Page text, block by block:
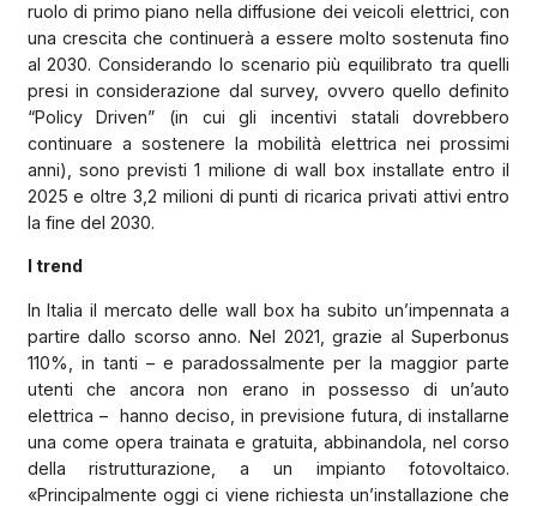
ruolo di primo piano nella diffusione dei veicoli elettrici, con
una crescita che continuerà a essere molto sostenuta fino
al 2030. Considerando lo scenario più equilibrato tra quelli
presi in considerazione dal survey, ovvero quello definito
“Policy Driven” (in cui gli incentivi statali dovrebbero
continuare a sostenere la mobilità elettrica nei prossimi
anni), sono previsti 1 milione di wall box installate entro il
2025 e oltre 3,2 milioni di punti di ricarica privati attivi entro
la fine del 2030.
I trend
In Italia il mercato delle wall box ha subito un’impennata a
partire dallo scorso anno. Nel 2021, grazie al Superbonus
110%, in tanti – e paradossalmente per la maggior parte
utenti che ancora non erano in possesso di un’auto
elettrica –
hanno deciso, in previsione futura, di installarne
una come opera trainata e gratuita, abbinandola, nel corso
della ristrutturazione, a un impianto fotovoltaico.
«Principalmente oggi ci viene richiesta un’installazione che